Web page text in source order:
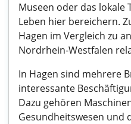
Museen oder das lokale
Leben hier bereichern.
Hagen im Vergleich zu
Nordrhein-Westfalen
In Hagen sind mehrere
interessante
Dazu gehören
Gesundheitswesen und